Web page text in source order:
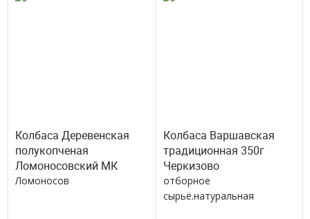
Колбаса Деревенская
полукопченая
Ломоносовский МК
Ломоносов
Колбаса Варшавская
традиционная 350г
Черкизово
отборное
сырьё.натуральная